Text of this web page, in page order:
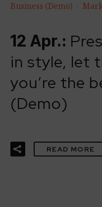
Business (Demo)
12 Apr.:
in style, let
you’re the
(Demo)
READ MORE